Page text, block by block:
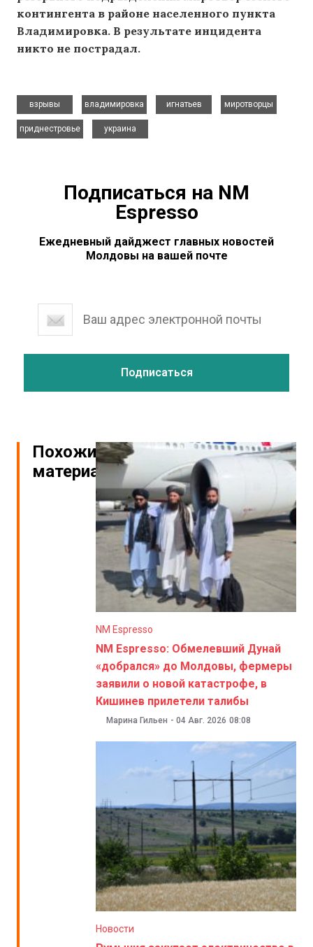
контингента в районе населенного пункта
Владимировка. В результате инцидента
никто не пострадал.
взрывы
владимировка
игнатьев
миротворцы
приднестровье
украина
Подписаться на NM
Espresso
Ежедневный дайджест главных новостей
Молдовы на вашей почте
Похожие
материалы
NM Espresso
NM Espresso: Обмелевший Дунай
«добрался» до Молдовы, фермеры
заявили о новой катастрофе, в
Кишинев прилетели талибы
Марина Гильен - 04 Авг. 2026 08:08
Новости